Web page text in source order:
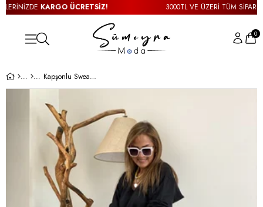
KARGO ÜCRETSİZ! 3000TL VE ÜZERİ TÜM
0
Kapşonlu Sweat Elbise